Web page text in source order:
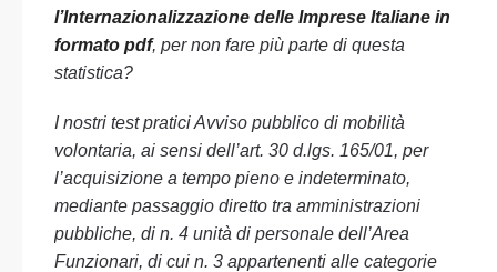
l’Internazionalizzazione delle Imprese Italiane in
formato pdf, per non fare più parte di questa
statistica?
I nostri test pratici Avviso pubblico di mobilità
volontaria, ai sensi dell’art. 30 d.lgs. 165/01, per
l’acquisizione a tempo pieno e indeterminato,
mediante passaggio diretto tra amministrazioni
pubbliche, di n. 4 unità di personale dell’Area
Funzionari, di cui n. 3 appartenenti alle categorie